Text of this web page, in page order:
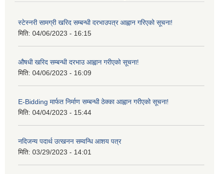
स्टेस्नरी सामग्री खरिद सम्बन्धी दरभाउपत्र आह्वान गरिएको सूचना!
मिति: 04/06/2023 - 16:15
औषधी खरिद सम्बन्धी दरभाउ आह्वान गरीएको सूचना!
मिति: 04/06/2023 - 16:09
E-Bidding मार्फत निर्माण सम्बन्धी ठेक्का आह्वान गरीएको सूचना!
मिति: 04/04/2023 - 15:44
नदिजन्य पदार्थ उत्खनन सम्वन्धि आशय पत्र
मिति: 03/29/2023 - 14:01